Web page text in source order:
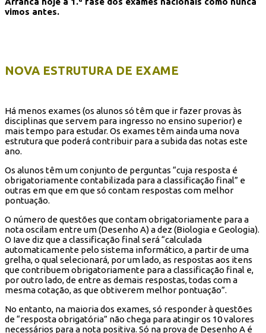
vimos antes.
NOVA ESTRUTURA DE EXAME
Há menos exames (os alunos só têm que ir fazer provas às
disciplinas que servem para ingresso no ensino superior) e
mais tempo para estudar. Os exames têm ainda uma nova
estrutura que poderá contribuir para a subida das notas este
ano.
Os alunos têm um conjunto de perguntas “cuja resposta é
obrigatoriamente contabilizada para a classificação final” e
outras em que em que só contam respostas com melhor
pontuação.
O número de questões que contam obrigatoriamente para a
nota oscilam entre um (Desenho A) a dez (Biologia e Geologia).
O Iave diz que a classificação final será “calculada
automaticamente pelo sistema informático, a partir de uma
grelha, o qual selecionará, por um lado, as respostas aos itens
que contribuem obrigatoriamente para a classificação final e,
por outro lado, de entre as demais respostas, todas com a
mesma cotação, as que obtiverem melhor pontuação”.
No entanto, na maioria dos exames, só responder à questões
de “resposta obrigatória” não chega para atingir os 10 valores
necessários para a nota positiva. Só na prova de Desenho A é